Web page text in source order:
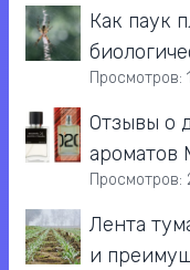
Как паук
Просмотров:
Отзывы о
ароматов
Просмотров:
Лента
и